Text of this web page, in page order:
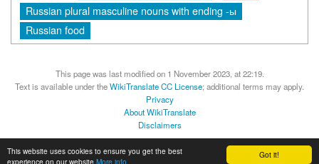
Got it!
This website uses cookies to ensure you get the best
experience on our website More info
Russian plural masculine nouns with ending -ы
Russian food
This page was last modified on 1 November 2023, at 22:19.
Text is available under theWikiTranslate CC License; additional terms may apply.
Privacy
About WikiTranslate
Disclaimers
MediaWikiPowered by Semantic MediaWiki